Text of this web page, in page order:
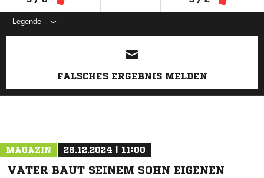
Legende
ANZEIGE
FALSCHES ERGEBNIS MELDEN
MAGAZIN 26.12.2024 | 11:00
VATER BAUT SEINEM SOHN EIGENEN